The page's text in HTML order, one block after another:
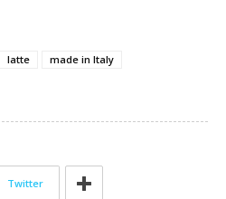
latte
made in Italy
Twitter